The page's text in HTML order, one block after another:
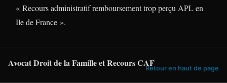
« Recours administratif remboursement trop perçu APL en
Ile de France ».
Avocat Droit de la Famille et Recours CAFRetour en haut de page